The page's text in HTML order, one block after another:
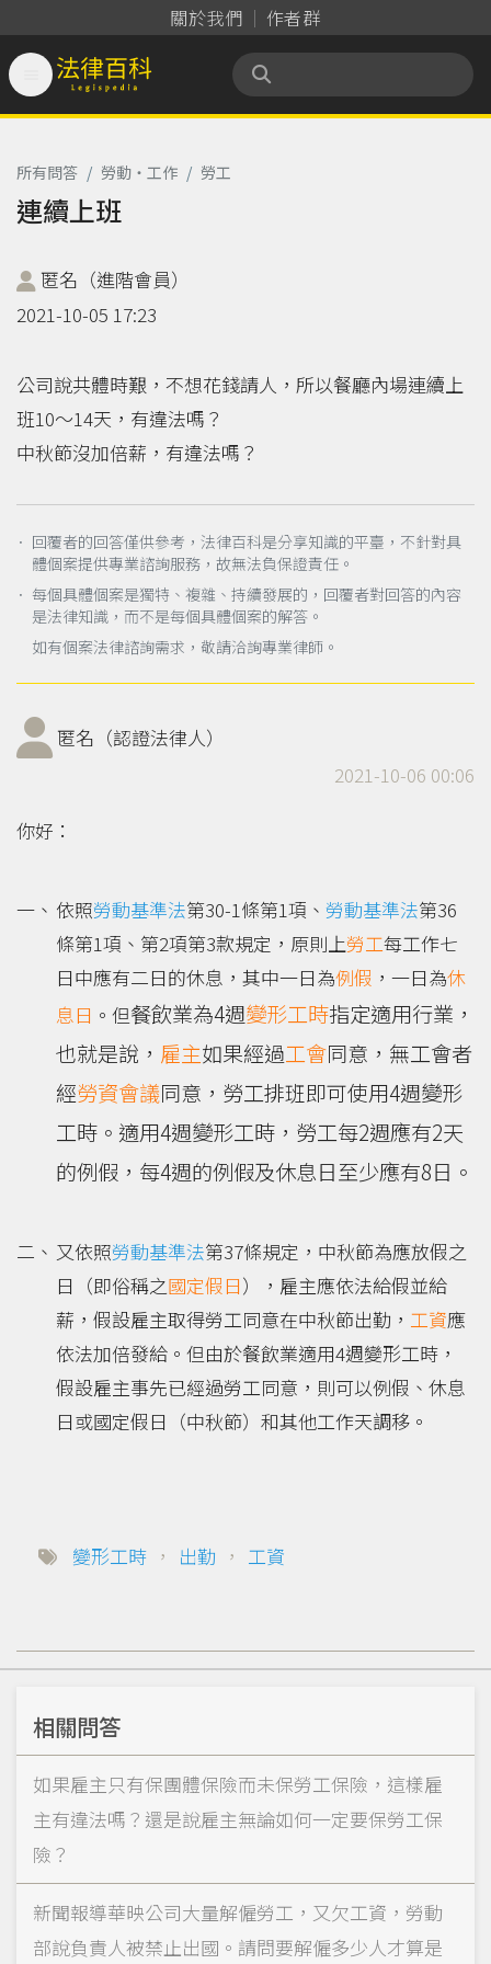
關於我們 作者群
法律百科 Legispedia
所有問答 / 勞動‧工作 / 勞工
連續上班
匿名（進階會員）
2021-10-05 17:23
公司說共體時艱，不想花錢請人，所以餐廳內場連續上
班10～14天，有違法嗎？
中秋節沒加倍薪，有違法嗎？
． 回覆者的回答僅供參考，法律百科是分享知識的平臺，不針對具
體個案提供專業諮詢服務，故無法負保證責任。
． 每個具體個案是獨特、複雜、持續發展的，回覆者對回答的內容
是法律知識，而不是每個具體個案的解答。
如有個案法律諮詢需求，敬請洽詢專業律師。
匿名（認證法律人）
2021-10-06 00:06
你好：
依照勞動基準法第30-1條第1項、 勞動基準法第36
條第1項、第2項第3款規定，原則上勞工每工作七
日中應有二日的休息，其中一日為例假 ，一日為休
息日 。但餐飲業為4週變形工時指定適用行業，
也就是說， 雇主如果經過工會同意，無工會者
經勞資會議同意，勞工排班即可使用4週變形
工時。適用4週變形工時，勞工每2週應有2天
的例假，每4週的例假及休息日至少應有8日。
又依照勞動基準法第37條規定，中秋節為應放假之
日（即俗稱之國定假日），雇主應依法給假並給
薪，假設雇主取得勞工同意在中秋節出勤， 工資應
依法加倍發給。但由於餐飲業適用4週變形工時，
假設雇主事先已經過勞工同意，則可以例假、休息
日或國定假日（中秋節）和其他工作天調移。
變形工時 ， 出勤 ， 工資
相關問答
如果雇主只有保團體保險而未保勞工保險，這樣雇
主有違法嗎？還是說雇主無論如何一定要保勞工保
險？
新聞報導華映公司大量解僱勞工，又欠工資，勞動
部說負責人被禁止出國。請問要解僱多少人才算是